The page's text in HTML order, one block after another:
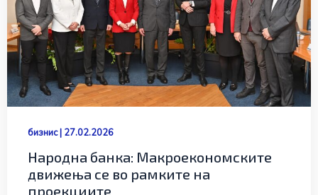
бизнис| 27.02.2026
Народна банка: Макроекономските
движења се во рамките на
проекциите